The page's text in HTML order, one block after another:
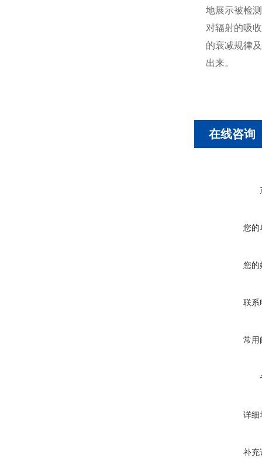
地展示被检
对辐射的吸
的衰减规律
出来。
在线咨询
您的
您的
联系
常用
详细
补充